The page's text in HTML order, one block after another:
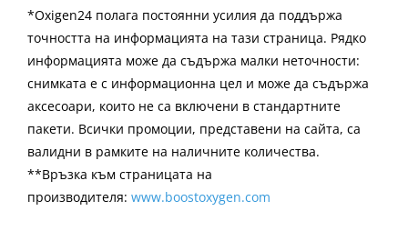
*Oxigen24 полага постоянни усилия да поддържа
точността на информацията на тази страница. Рядко
информацията може да съдържа малки неточности:
снимката е с информационна цел и може да съдържа
аксесоари, които не са включени в стандартните
пакети. Всички промоции, представени на сайта, са
валидни в рамките на наличните количества.
**Връзка към страницата на
производителя: www.boostoxygen.com